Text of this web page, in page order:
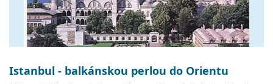
Istanbul - balkánskou perlou do Orientu